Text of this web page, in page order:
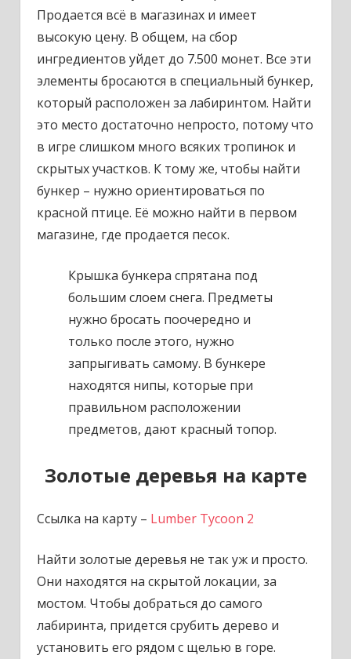
Продается всё в магазинах и имеет
высокую цену. В общем, на сбор
ингредиентов уйдет до 7.500 монет. Все эти
элементы бросаются в специальный бункер,
который расположен за лабиринтом. Найти
это место достаточно непросто, потому что
в игре слишком много всяких тропинок и
скрытых участков. К тому же, чтобы найти
бункер – нужно ориентироваться по
красной птице. Её можно найти в первом
магазине, где продается песок.
Крышка бункера спрятана под
большим слоем снега. Предметы
нужно бросать поочередно и
только после этого, нужно
запрыгивать самому. В бункере
находятся нипы, которые при
правильном расположении
предметов, дают красный топор.
Золотые деревья на карте
Ссылка на карту – Lumber Tycoon 2
Найти золотые деревья не так уж и просто.
Они находятся на скрытой локации, за
мостом. Чтобы добраться до самого
лабиринта, придется срубить дерево и
установить его рядом с щелью в горе.